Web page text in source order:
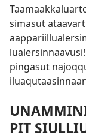
simasut
pingasut
PIT